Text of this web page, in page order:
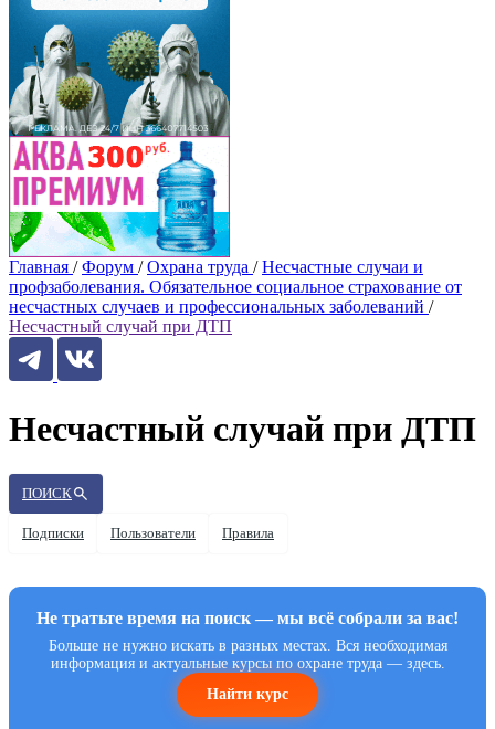
Главная / Форум / Охрана труда / Несчастные случаи и
профзаболевания. Обязательное социальное страхование от
несчастных случаев и профессиональных заболеваний /
Несчастный случай при ДТП
Несчастный случай при ДТП
ПОИСК
Подписки Пользователи Правила
Не тратьте время на поиск — мы всё собрали за вас!
Больше не нужно искать в разных местах. Вся необходимая
информация и актуальные курсы по охране труда — здесь.
Найти курс